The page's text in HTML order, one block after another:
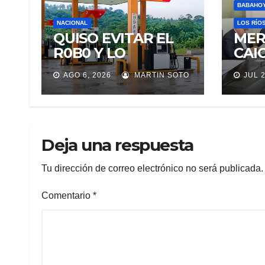
NACIONAL
QUISO EVITAR EL
R0B0 Y LO
MATARON SIN
PIEDAD
AGO 6, 2026 MARTIN SOTO
LOS
ELJUL
Deja una respuesta
Tu dirección de correo electrónico no será publicada.
Comentario *